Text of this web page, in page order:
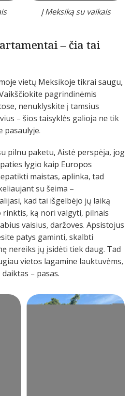
Į Meksiką su vaikais
– čia tai
vietų Meksikoje tikrai saugu,
pagrindinėmis
nenuklyskite į tamsius
– šios taisyklės galioja ne tik
pasaulyje.
pilnu paketu, Aistė perspėja, jog
lygio kaip Europos
maistas, aplinka, tad
su šeima –
kad tai išgelbėjo jų laiką
rinktis, ką nori valgyti, pilnais
vaisius, daržoves. Apsistojus
patys gaminti, skalbti
nereiks jų įsidėti tiek daug. Tad
vietos lagamine lauktuvėms,
– pasas.